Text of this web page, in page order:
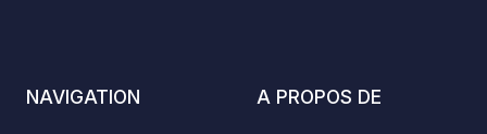
NAVIGATION A PROPOS DE